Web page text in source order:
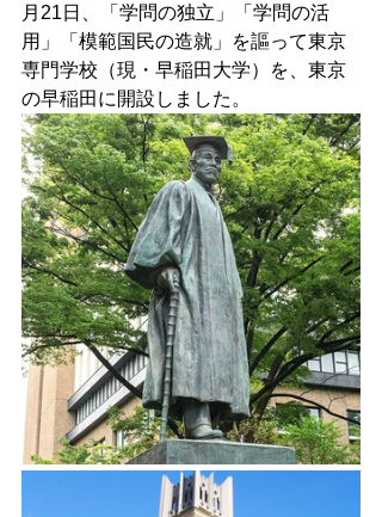
月21日、「学問の独立」「学問の活
用」「模範国民の造就」を謳って東京
専門学校（現・早稲田大学）を、東京
の早稲田に開設しました。